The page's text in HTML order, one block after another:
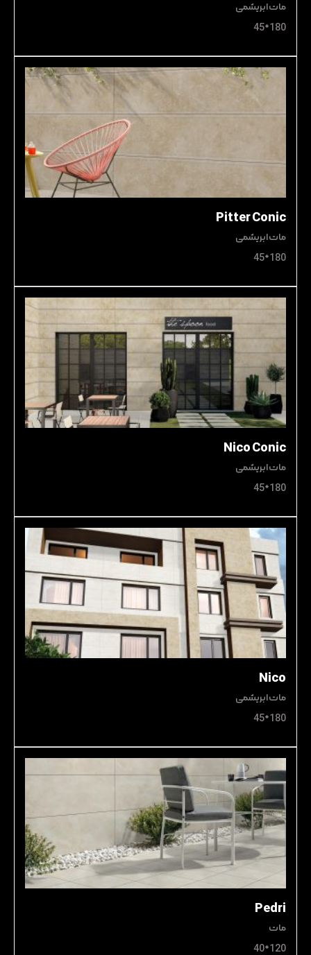
مات ابریشمی
180*45
Pitter Conic
مات ابریشمی
180*45
Nico Conic
مات ابریشمی
180*45
Nico
مات ابریشمی
180*45
Pedri
مات
120*40